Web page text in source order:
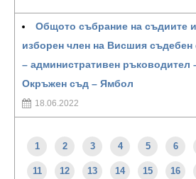
Общото събрание на съдиите
изборен член на Висшия съдебен
– административен ръководител
Окръжен съд – Ямбол
18.06.2022
1 2 3 4 5 6
11 12 13 14 15 16